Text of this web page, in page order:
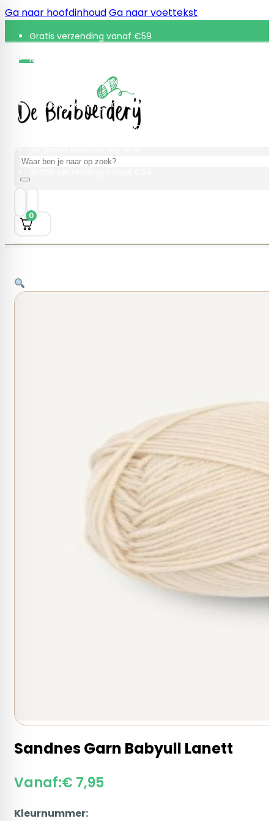
Ga naar hoofdinhoudGa naar voettekst
Gratis verzending vanaf €59
Retourneren binnen 30 dagen
De beste kwaliteit die er is
Gratis verzending vanaf €59
Retourneren binnen 30 dagen
Zoeken
0
Sandnes Garn Babyull Lanett
Vanaf:€ 7,95
Kleurnummer: